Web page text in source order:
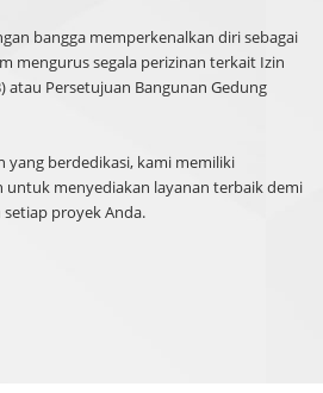
bangga memperkenalkan diri sebagai
mengurus segala perizinan terkait Izin
atau Persetujuan Bangunan Gedung
yang berdedikasi, kami memiliki
untuk menyediakan layanan terbaik demi
setiap proyek Anda.